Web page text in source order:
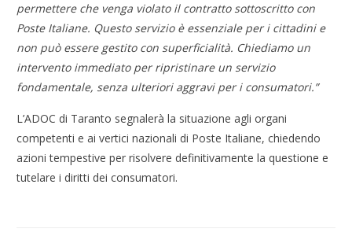
permettere che venga violato il contratto sottoscritto con
Poste Italiane. Questo servizio è essenziale per i cittadini e
non può essere gestito con superficialità. Chiediamo un
intervento immediato per ripristinare un servizio
fondamentale, senza ulteriori aggravi per i consumatori.”
L’ADOC di Taranto segnalerà la situazione agli organi
competenti e ai vertici nazionali di Poste Italiane, chiedendo
azioni tempestive per risolvere definitivamente la questione e
tutelare i diritti dei consumatori.